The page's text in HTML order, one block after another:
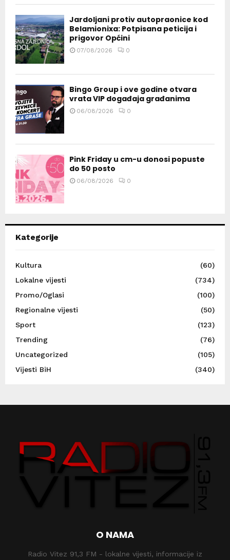
Jardoljani protiv autopraonice kod
Belamionixa: Potpisana peticija i
prigovor Općini
07/08/2026 0
Bingo Group i ove godine otvara
vrata VIP događaja građanima
06/08/2026 0
Pink Friday u cm-u donosi popuste
do 50 posto
06/08/2026 0
Kategorije
Kultura
(60)
Lokalne vijesti
(734)
Promo/Oglasi
(100)
Regionalne vijesti
(50)
Sport
(123)
Trending
(76)
Uncategorized
(105)
Vijesti BiH
(340)
O NAMA
Radio Vitez 91,3 FM - lokalne vijesti, informacije iz